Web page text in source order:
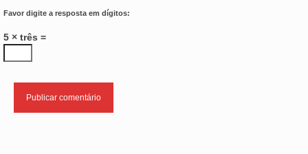
Favor digite a resposta em dígitos:
5 × três =